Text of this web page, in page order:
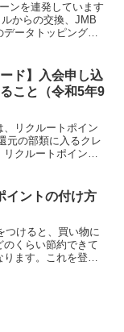
ンを連発しています
からの交換、JMB
データトッピングが
へ交換できるJMBス
ド】入会申し込
こと（令和5年9
、リクルートポイン
元の部類に入るクレ
クルートポイント
が違うので、入会申
イントの付け方
つけると、買い物に
のくらい節約できて
ます。これを登録